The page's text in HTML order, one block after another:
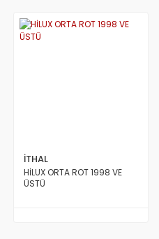
İTHAL
HİLUX ORTA ROT 1998 VE
ÜSTÜ